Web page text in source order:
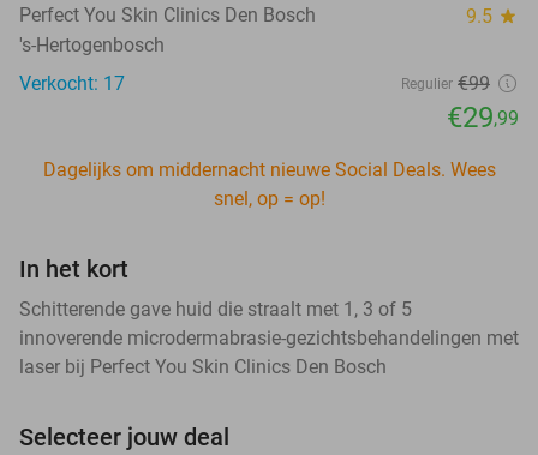
Perfect You Skin Clinics Den Bosch 9.5 star
's-Hertogenbosch
Verkocht: 17
Regulier €99
€29,99
Dagelijks om middernacht nieuwe Social Deals. Wees
snel, op = op!
In het kort
Schitterende gave huid die straalt met 1, 3 of 5
innoverende microdermabrasie-gezichtsbehandelingen met
laser bij Perfect You Skin Clinics Den Bosch
Selecteer jouw deal